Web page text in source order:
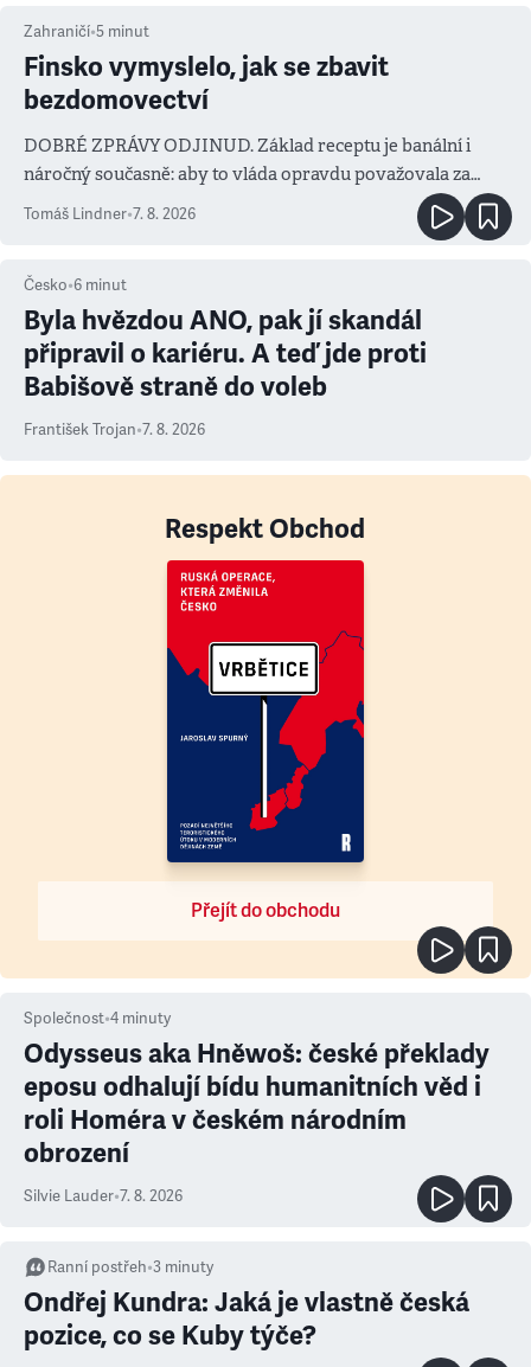
Zahraničí•5 minut
Finsko vymyslelo, jak se zbavit
bezdomovectví
DOBRÉ ZPRÁVY ODJINUD. Základ receptu je banální i
náročný současně: aby to vláda opravdu považovala za
prioritu
Tomáš Lindner•7. 8. 2026
Česko•6 minut
Byla hvězdou ANO, pak jí skandál
připravil o kariéru. A teď jde proti
Babišově straně do voleb
František Trojan•7. 8. 2026
Respekt Obchod
Přejít do obchodu
Společnost•4 minuty
Odysseus aka Hněwoš: české překlady
eposu odhalují bídu humanitních věd i
roli Homéra v českém národním
obrození
Silvie Lauder•7. 8. 2026
Ranní postřeh•3 minuty
Ondřej Kundra: Jaká je vlastně česká
pozice, co se Kuby týče?